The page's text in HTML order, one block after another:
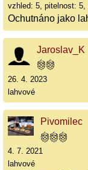
vzhled: 5, pitelnost:
Ochutnáno jako
Jaroslav_K
26. 4. 2023
lahvové
Pivomilec
4. 7. 2021
lahvové